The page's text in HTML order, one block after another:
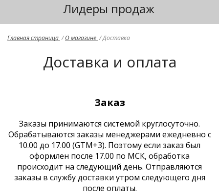
Лидеры продаж
Главная страница / О магазине /Доставка
Доставка и оплата
Заказ
Заказы принимаются системой круглосуточно.
Обрабатываются заказы менеджерами ежедневно с
10.00 до 17.00 (GTM+3). Поэтому если заказ был
оформлен после 17.00 по МСК, обработка
происходит на следующий день. Отправляются
заказы в службу доставки утром следующего дня
после оплаты.